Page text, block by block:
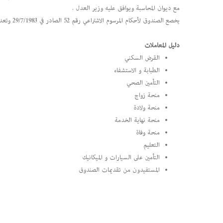
مع ديوان المحاسبة ويوافق عليه وزير العدل .
يخصع الصندوق لأحكام المرسوم الاشتراعي رقم 52 الصادر في 29/7/1983 وتعديلاته ولأحكام أنظمته الخاصة دون سواها.
دليل المعاملات
القرض السكني
الطبابة و الاستشفاء
التأمين الصحي
منحة زواج
منحة ولادة
منحة نهاية الخدمة
منحة وفاة
التعليم
التأمين على السيارات و الميكانيك
المستفيدون من تقديمات الصندوق